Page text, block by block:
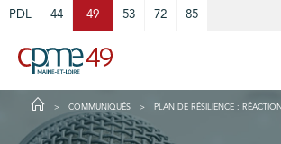
PDL 44 49 53 72 85
COMMUNIQUÉS PLAN DE RÉSILIENCE :
Cookies management panel